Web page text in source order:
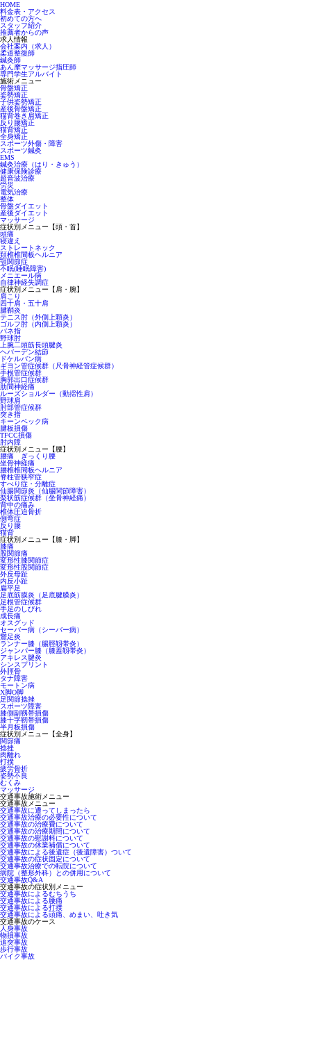
HOME
料金表・アクセス
初めての方へ
スタッフ紹介
推薦者からの声
求人情報
会社案内（求人）
柔道整復師
鍼灸師
あん摩マッサージ指圧師
専門学生アルバイト
施術メニュー
骨盤矯正
姿勢矯正
子供姿勢矯正
産後骨盤矯正
猫背巻き肩矯正
反り腰矯正
猫背矯正
全身矯正
スポーツ外傷・障害
スポーツ鍼灸
EMS
鍼灸治療（はり・きゅう）
健康保険診療
超音波治療
労災
電気治療
整体
骨盤ダイエット
産後ダイエット
マッサージ
症状別メニュー【頭・首】
頭痛
寝違え
ストレートネック
頚椎椎間板ヘルニア
顎関節症
不眠(睡眠障害)
メニエール病
自律神経失調症
症状別メニュー【肩・腕】
肩こり
四十肩・五十肩
腱鞘炎
テニス肘（外側上顆炎）
ゴルフ肘（内側上顆炎）
バネ指
野球肘
上腕二頭筋長頭腱炎
ヘバーデン結節
ドケルバン病
ギヨン管症候群（尺骨神経管症候群）
手根管症候群
胸郭出口症候群
肋間神経痛
ルーズショルダー（動揺性肩）
野球肩
肘部管症候群
突き指
キーンベック病
腱板損傷
TFCC損傷
肘内障
症状別メニュー【腰】
腰痛 ぎっくり腰
坐骨神経痛
腰椎椎間板ヘルニア
脊柱管狭窄症
すべり症・分離症
仙腸関節炎（仙腸関節障害）
梨状筋症候群（坐骨神経痛）
背中の痛み
椎体圧迫骨折
側弯症
反り腰
猫背
症状別メニュー【膝・脚】
膝痛
股関節痛
変形性膝関節症
変形性股関節症
外反母趾
内反小趾
扁平足
足底筋膜炎（足底腱膜炎）
足根管症候群
手足のしびれ
成長痛
オスグッド
セーバー病（シーバー病）
鵞足炎
ランナー膝（腸脛靱帯炎）
ジャンパー膝（膝蓋靱帯炎）
アキレス腱炎
シンスプリント
外脛骨
タナ障害
モートン病
X脚O脚
足関節捻挫
スポーツ障害
膝側副靱帯損傷
膝十字靭帯損傷
半月板損傷
症状別メニュー【全身】
関節痛
捻挫
肉離れ
打撲
疲労骨折
姿勢不良
むくみ
マッサージ
交通事故施術メニュー
交通事故メニュー
交通事故に遭ってしまったら
交通事故治療の必要性について
交通事故の治療費について
交通事故の治療期間について
交通事故の慰謝料について
交通事故の休業補償について
交通事故による後遺症（後遺障害）ついて
交通事故の症状固定について
交通事故治療での転院について
病院（整形外科）との併用について
交通事故Q&A
交通事故の症状別メニュー
交通事故によるむちうち
交通事故による腰痛
交通事故による打撲
交通事故による頭痛、めまい、吐き気
交通事故のケース
人身事故
物損事故
追突事故
歩行事故
バイク事故